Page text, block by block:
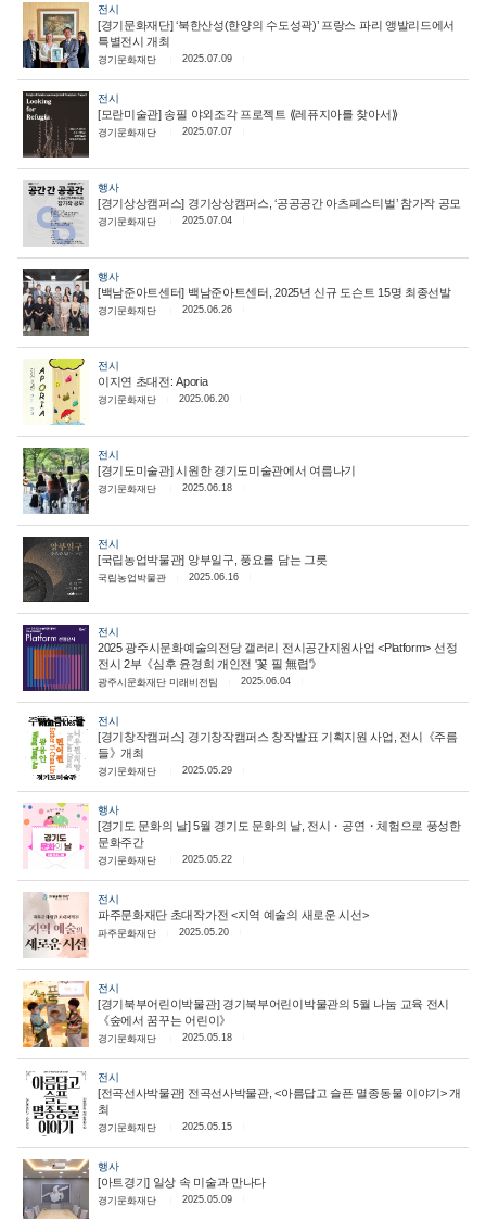
전시
[경기문화재단] ‘북한산성(한양의 수도성곽)’ 프랑스 파리 앵발리드에서
특별전시 개최
경기문화재단 2025.07.09
전시
[모란미술관] 송필 야외조각 프로젝트 ⟪레퓨지아를 찾아서⟫
경기문화재단 2025.07.07
행사
[경기상상캠퍼스] 경기상상캠퍼스, ‘공공공간 아츠페스티벌’ 참가작 공모
경기문화재단 2025.07.04
행사
[백남준아트센터] 백남준아트센터, 2025년 신규 도슨트 15명 최종선발
경기문화재단 2025.06.26
전시
이지연 초대전: Aporia
경기문화재단 2025.06.20
전시
[경기도미술관] 시원한 경기도미술관에서 여름나기
경기문화재단 2025.06.18
전시
[국립농업박물관] 앙부일구, 풍요를 담는 그릇
국립농업박물관 2025.06.16
전시
2025 광주시문화예술의전당 갤러리 전시공간지원사업 <Platform> 선정
전시 2부《심후 윤경희 개인전 '꽃 필 無렵'》
광주시문화재단 미래비전팀 2025.06.04
전시
[경기창작캠퍼스] 경기창작캠퍼스 창작발표 기획지원 사업, 전시《주름
들》개최
경기문화재단 2025.05.29
행사
[경기도 문화의 날] 5월 경기도 문화의 날, 전시・공연・체험으로 풍성한
문화주간
경기문화재단 2025.05.22
전시
파주문화재단 초대작가전 <지역 예술의 새로운 시선>
파주문화재단 2025.05.20
전시
[경기북부어린이박물관] 경기북부어린이박물관의 5월 나눔 교육 전시
《숲에서 꿈꾸는 어린이》
경기문화재단 2025.05.18
전시
[전곡선사박물관] 전곡선사박물관, <아름답고 슬픈 멸종동물 이야기> 개
최
경기문화재단 2025.05.15
행사
[아트경기] 일상 속 미술과 만나다
경기문화재단 2025.05.09